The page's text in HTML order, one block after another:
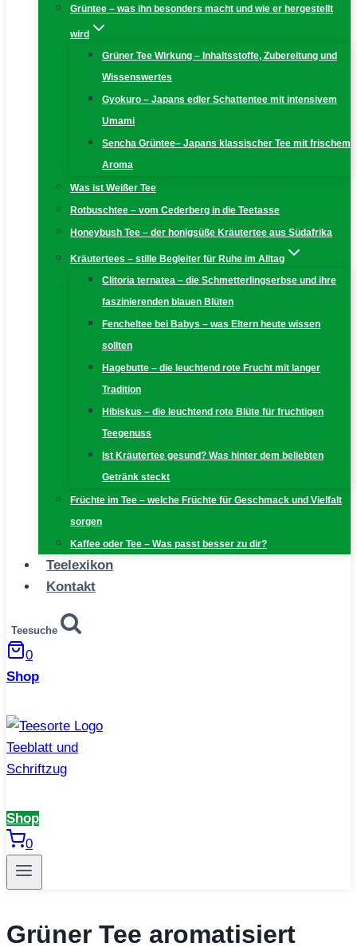
Grüntee – was ihn besonders macht und wie er hergestellt
wird
Grüner Tee Wirkung – Inhaltsstoffe, Zubereitung und
Wissenswertes
Gyokuro – Japans edler Schattentee mit intensivem
Umami
Sencha Grüntee– Japans klassischer Tee mit frischem
Aroma
Was ist Weißer Tee
Rotbuschtee – vom Cederberg in die Teetasse
Honeybush Tee – der honigsüße Kräutertee aus Südafrika
Kräutertees – stille Begleiter für Ruhe im Alltag
Clitoria ternatea – die Schmetterlingserbse und ihre
faszinierenden blauen Blüten
Fencheltee bei Babys – was Eltern heute wissen
sollten
Hagebutte – die leuchtend rote Frucht mit langer
Tradition
Hibiskus – die leuchtend rote Blüte für fruchtigen
Teegenuss
Ist Kräutertee gesund? Was hinter dem beliebten
Getränk steckt
Früchte im Tee – welche Früchte für Geschmack und Vielfalt
sorgen
Kaffee oder Tee – Was passt besser zu dir?
Teelexikon
Kontakt
Teesuche
0
Shop
Shop
0
Grüner Tee aromatisiert